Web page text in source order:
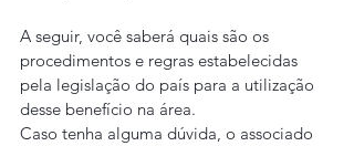
A seguir, você saberá quais são os
procedimentos e regras estabelecidas
pela legislação do país para a utilização
desse benefício na área.
Caso tenha alguma dúvida, o associado